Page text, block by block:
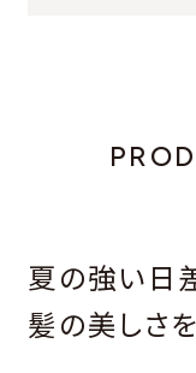
夏の強い⽇
髪の美しさ